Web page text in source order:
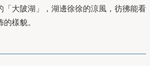
「大陂湖」，湖邊徐徐的涼風，彷彿能看
樣貌。